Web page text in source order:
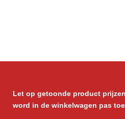
Let op getoonde product
word in de winkelwagen pas